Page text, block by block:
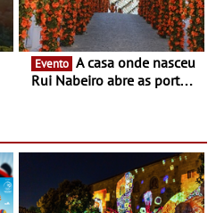
Evento
Rui Nabeiro abre as portas
16 de agosto